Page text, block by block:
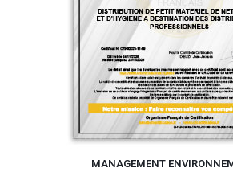
MANAGEMENT